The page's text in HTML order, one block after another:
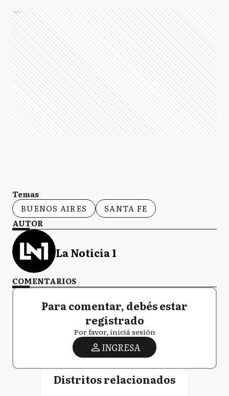
Ads
Temas
BUENOS AIRES
SANTA FE
AUTOR
La Noticia 1
COMENTARIOS
Para comentar, debés estar
registrado
Por favor, iniciá sesión
INGRESA
Distritos relacionados